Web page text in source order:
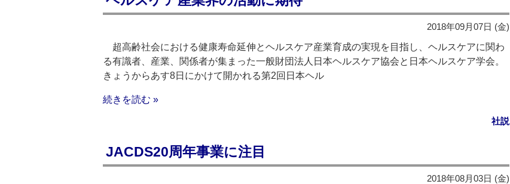
2018年09月07日 (金)
超高齢社会における健康寿命延伸とヘルスケア産業育成の実現を目指し、ヘルスケアに関わ
る有識者、産業、関係者が集まった一般財団法人日本ヘルスケア協会と日本ヘルスケア学会。
きょうからあす8日にかけて開かれる第2回日本ヘル
続きを読む »
社説
JACDS20周年事業に注目
2018年08月03日 (金)